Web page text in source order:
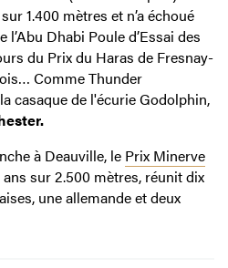
1.400 mètres et n’a échoué
Dhabi Poule d’Essai des
du Prix du Haras de Fresnay-
Comme Thunder
casaque de l'écurie Godolphin,
à Deauville, le Prix Minerve
sur 2.500 mètres, réunit dix
une allemande et deux